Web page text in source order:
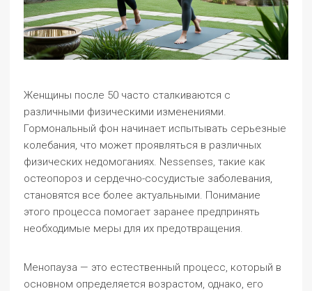
Женщины после 50 часто сталкиваются с
различными физическими изменениями.
Гормональный фон начинает испытывать серьезные
колебания, что может проявляться в различных
физических недомоганиях. Nessenses, такие как
остеопороз и сердечно-сосудистые заболевания,
становятся все более актуальными. Понимание
этого процесса помогает заранее предпринять
необходимые меры для их предотвращения.
Менопауза — это естественный процесс, который в
основном определяется возрастом, однако, его